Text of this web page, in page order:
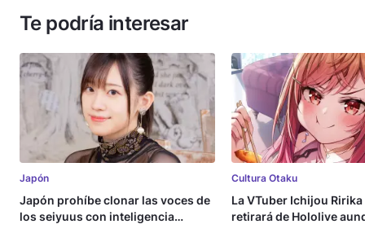
Te podría interesar
Japón
Japón prohíbe clonar las voces de
los seiyuus con inteligencia
Cultura Otaku
La VTuber Ichijou Ririka
retirará de Hololive